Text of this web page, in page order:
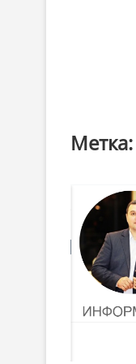
Метка: